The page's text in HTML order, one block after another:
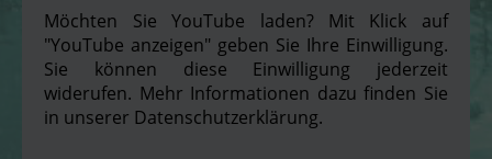
Möchten Sie YouTube laden? Mit Klick auf
"YouTube anzeigen" geben Sie Ihre Einwilligung.
Sie können diese Einwilligung jederzeit
widerufen. Mehr Informationen dazu finden Sie
in unserer Datenschutzerklärung.